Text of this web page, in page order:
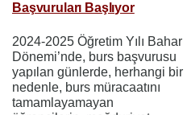
Başvuruları Başlıyor
2024-2025 Öğretim Yılı Bahar
Dönemi’nde, burs başvurusu
yapılan günlerde, herhangi bir
nedenle, burs müracaatını
tamamlayamayan